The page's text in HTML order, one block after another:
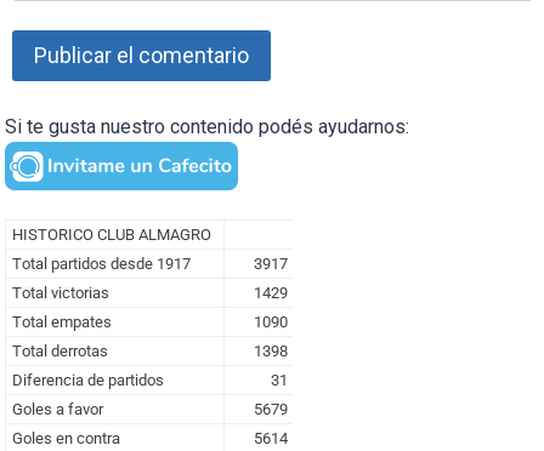
Si te gusta nuestro contenido podés ayudarnos: